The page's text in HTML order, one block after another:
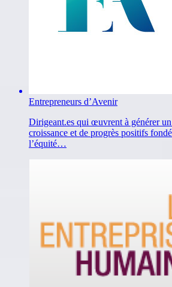
Entrepreneurs d’Avenir
Dirigeant.es qui œuvrent à générer
croissance et de progrès positifs
l’équité…